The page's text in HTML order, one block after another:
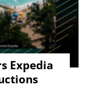
Expedia